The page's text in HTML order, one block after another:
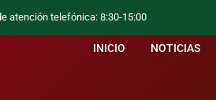
atención telefónica: 8:30-15:00
INICIO NOTICIAS